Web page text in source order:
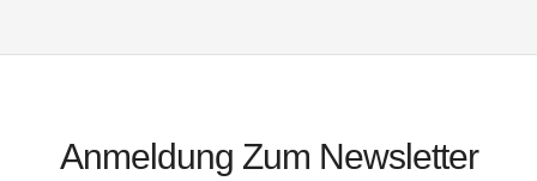
Anmeldung Zum Newsletter